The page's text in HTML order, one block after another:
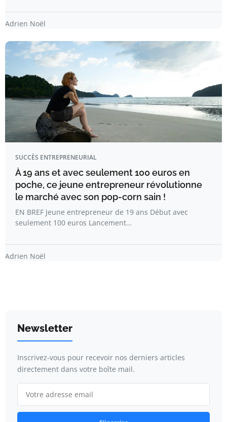
Adrien Noël
SUCCÈS ENTREPRENEURIAL
À 19 ans et avec seulement 100 euros en
poche, ce jeune entrepreneur révolutionne
le marché avec son pop-corn sain !
EN BREF Jeune entrepreneur de 19 ans Début avec
seulement 100 euros Lancement…
Adrien Noël
Newsletter
Inscrivez-vous pour recevoir nos derniers articles
directement dans votre boîte mail.